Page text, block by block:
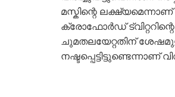
മസ്കിന്റെ
ക്രോഫോർഡ്
ചുമതലയേറ്റതിന്
നഷ്ടപ്പെട്ടിട്ടുണ്ടെന്നാണ്